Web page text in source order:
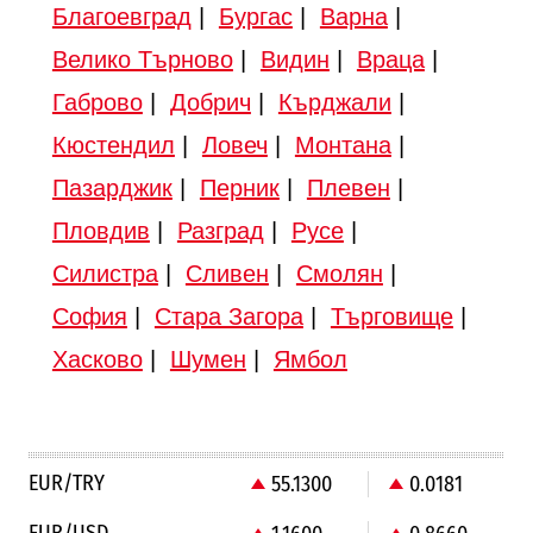
Благоевград Бургас| Варна|
Велико Търново| Видин Враца|
Габрово| Добрич Кърджали
Кюстендил
Ловеч Монтана|
Пазарджик| Перник| Плевен
Пловдив
Разград Русе|
Силистра| Сливен Смолян
София
Стара Загора| Търговище|
Хасково| Шумен Ямбол
EUR/TRY 55.1300
0.0181